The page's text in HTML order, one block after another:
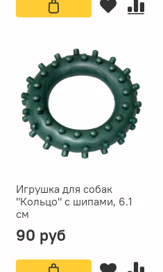
Игрушка для собак
"Кольцо" с шипами, 6.1
см
90 руб